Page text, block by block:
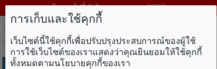
วันศุกร์ ที่ 7 สิงหาคม พ.ศ. 2569
การเก็บและใช้คุกกี้
เว็บไซต์นี้ใช้คุกกี้เพื่อปรับปรุงประสบการณ์ของผู้ใช้
การใช้เว็บไซต์ของเราแสดงว่าคุณยินยอมให้ใช้คุกกี้
ทั้งหมดตามนโยบายคุกกี้ของเรา